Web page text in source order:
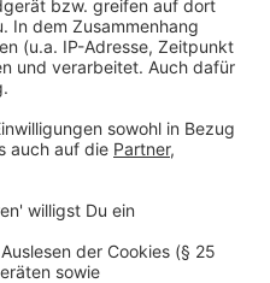
Veranstaltung zum
Es gehen noch fünf
Hellenthal-Hecken,
Obergartzem und
ist auch jeweils kurz nach